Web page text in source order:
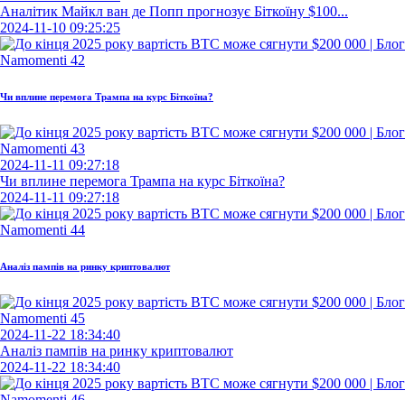
Аналітик Майкл ван де Попп прогнозує Біткоїну $100...
2024-11-10 09:25:25
Чи вплине перемога Трампа на курс Біткоїна?
2024-11-11 09:27:18
Чи вплине перемога Трампа на курс Біткоїна?
2024-11-11 09:27:18
Аналіз пампів на ринку криптовалют
2024-11-22 18:34:40
Аналіз пампів на ринку криптовалют
2024-11-22 18:34:40